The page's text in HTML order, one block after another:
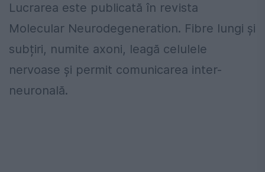
Lucrarea este publicată în revista
Molecular Neurodegeneration. Fibre lungi și
subțiri, numite axoni, leagă celulele
nervoase și permit comunicarea inter-
neuronală.